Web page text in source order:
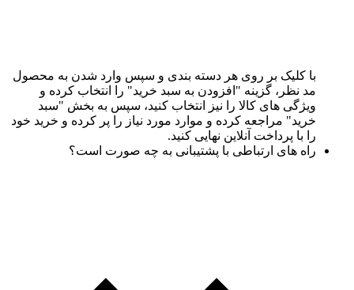
با کلیک بر روی هر دسته بندی و سپس وارد شدن به محصول
مد نظر، گزینه "افزودن به سبد خرید" را انتخاب کرده و
ویژگی های کالا را نیز انتخاب کنید، سپس به بخش "سبد
خرید" مراجعه کرده و موارد مورد نیاز را پر کرده و خرید خود
را با پرداخت آنلاین نهایی کنید.
راه های ارتباطی با پشتیبانی به چه صورت است؟